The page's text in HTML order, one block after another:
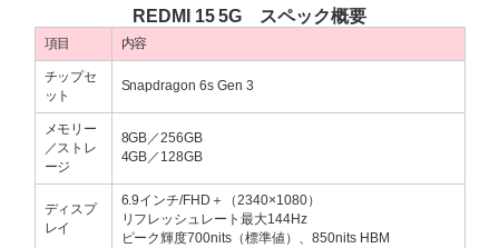
REDMI 15 5G スペック概要
項目 内容
チップセ
ット
Snapdragon 6s Gen 3
メモリー
／ストレ
ージ
8GB／256GB
4GB／128GB
ディスプ
レイ
6.9インチ/FHD＋（2340×1080）
リフレッシュレート最大144Hz
ピーク輝度700nits（標準値）、850nits HBM